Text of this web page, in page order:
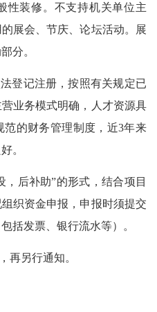
性装修。不支持机关单位主
展会、节庆、论坛活动。展
分。
登记注册，按照有关规定已
业务模式明确，人才资源具
的财务管理制度，近3年来
。
，后补助”的形式，结合项目
织资金申报，申报时须提交
括发票、银行流水等）。
再另行通知。